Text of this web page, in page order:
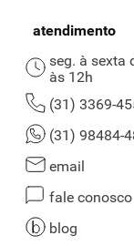
atendimento
seg. à sexta
às 12h
(31) 3369-
(31) 98484-
email
fale conosco
blog